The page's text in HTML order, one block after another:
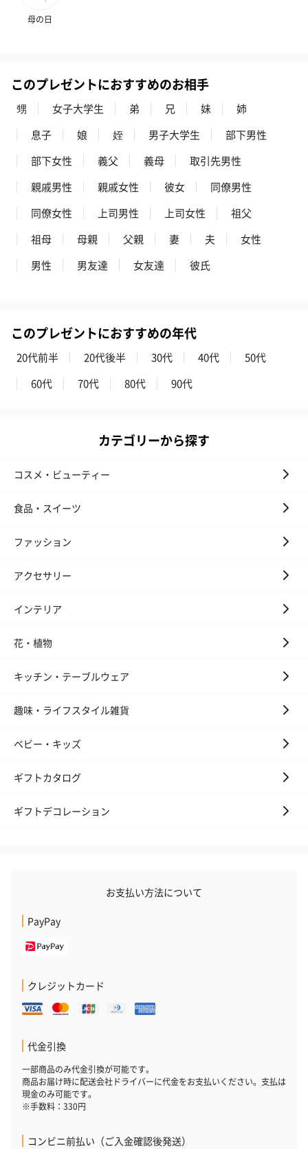
母の日
このプレゼントにおすすめのお相手
甥 女子大学生 弟 兄 妹
姉
息子
娘 姪 男子大学生
部下男性
部下女性
義父 義母
取引先男性
親戚男性
親戚女性 彼女
同僚男性
同僚女性
上司男性 上司女性
祖父
祖母
母親 父親 妻 夫
女性
男性
男友達 女友達 彼氏
このプレゼントにおすすめの年代
20代前半 20代後半 30代 40代
50代
60代
70代 80代 90代
カテゴリーから探す
コスメ・ビューティー
食品・スイーツ
ファッション
アクセサリー
インテリア
花・植物
キッチン・テーブルウェア
趣味・ライフスタイル雑貨
ベビー・キッズ
ギフトカタログ
ギフトデコレーション
お支払い方法について
PayPay
クレジットカード
代金引換
一部商品のみ代金引換が可能です。
商品お届け時に配送会社ドライバーに代金をお支払いください。支払は
現金のみ可能です。
※手数料：330円
コンビニ前払い（ご入金確認後発送）